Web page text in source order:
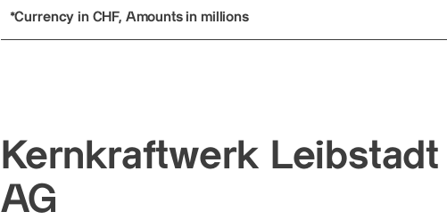
*Currency in CHF, Amounts in millions
Kernkraftwerk Leibstadt
AG